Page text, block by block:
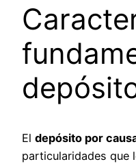
El depósito por
particularidades que